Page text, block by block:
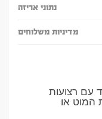
נתוני אריזה
מדיניות משלוחים
עם רצועות
המוט או